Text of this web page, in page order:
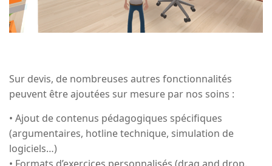
Sur devis, de nombreuses autres fonctionnalités
peuvent être ajoutées sur mesure par nos soins :
• Ajout de contenus pédagogiques spécifiques
(argumentaires, hotline technique, simulation de
logiciels…)